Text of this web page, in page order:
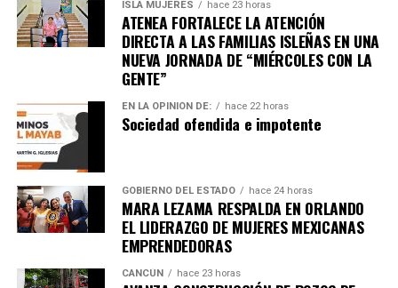
ISLA MUJERES hace 23 horas
ATENEA FORTALECE LA ATENCIÓN
DIRECTA A LAS FAMILIAS ISLEÑAS EN UNA
NUEVA JORNADA DE “MIÉRCOLES CON LA
GENTE”
EN LA OPINIÓN DE: hace 22 horas
Sociedad ofendida e impotente
GOBIERNO DEL ESTADO hace 24 horas
MARA LEZAMA RESPALDA EN ORLANDO
EL LIDERAZGO DE MUJERES MEXICANAS
EMPRENDEDORAS
CANCÚN hace 23 horas